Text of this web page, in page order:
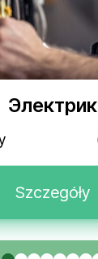
Электрик
Szczegóły